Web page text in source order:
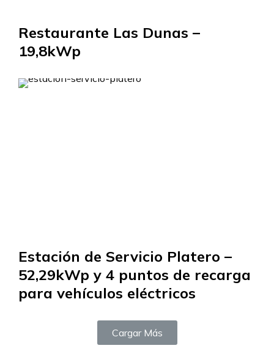
Restaurante Las Dunas –
19,8kWp
Estación de Servicio Platero –
52,29kWp y 4 puntos de recarga
para vehículos eléctricos
Cargar Más